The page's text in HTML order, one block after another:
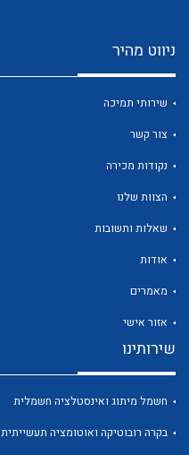
ניווט מהיר
שירותי תמיכה
צור קשר
נקודות מכירה
הצוות שלנו
שאלות ותשובות
אודות
מאמרים
אזור אישי
שירותינו
חשמל מיתוג ואינסטלציה חשמלית
בקרה רובוטיקה ואוטומציה תעשייתית